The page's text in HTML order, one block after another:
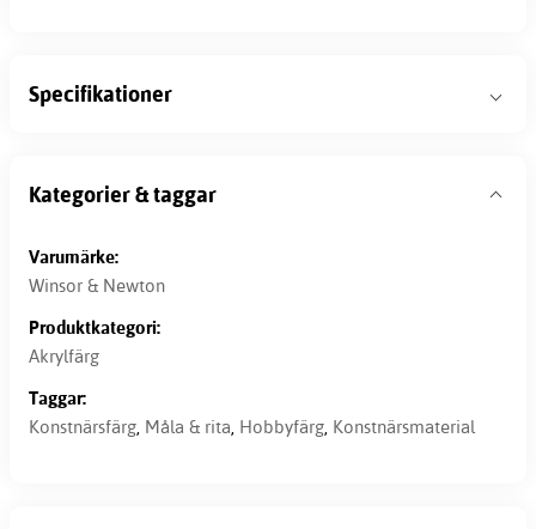
Specifikationer
Kategorier & taggar
Varumärke:
Winsor & Newton
Produktkategori:
Akrylfärg
Taggar:
Konstnärsfärg Måla & rita Hobbyfärg Konstnärsmaterial